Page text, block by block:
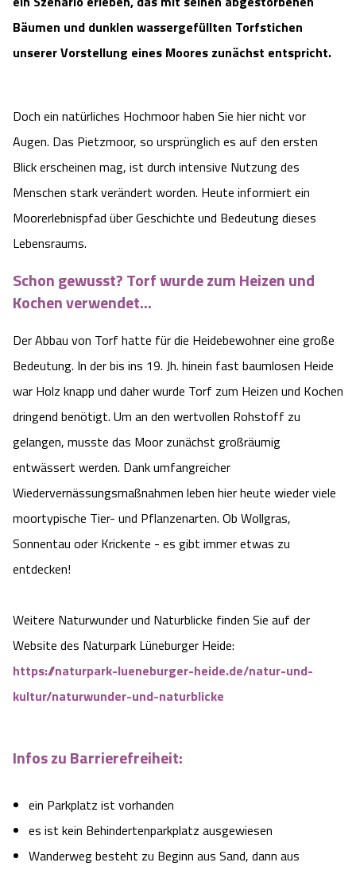
Urlaub auf dem Bauernhof
Urlaub mit Hund
Last Minute
Anreise
Videos
Shop
Kontakt
Reiten
Regionale Küche
HeideSpezialitäten
Naturhotels
Urlaub mit Hund
Urlaub auf dem Bauernhof
Veranstaltungen
Wildpark Lüneburger Heide
Otter Zentrum
Wildpark Müden
Das verrückte Haus
Abenteuerland Trampolin-Park
Battle Kart Bispingen
Unterkünfte
Ausflugsziele
Veranstaltungen
Shopping Celle
Unterkünfte Celle
Veranstaltungen & Führungen Celle
Bäumen und dunklen wassergefüllten Torfstichen
unserer Vorstellung eines Moores zunächst entspricht.
Doch ein natürliches Hochmoor haben Sie hier nicht vor
Augen. Das Pietzmoor, so ursprünglich es auf den ersten
Blick erscheinen mag, ist durch intensive Nutzung des
Menschen stark verändert worden. Heute informiert ein
Moorerlebnispfad über Geschichte und Bedeutung dieses
Lebensraums.
Schon gewusst? Torf wurde zum Heizen und
Kochen verwendet...
Der Abbau von Torf hatte für die Heidebewohner eine große
Bedeutung. In der bis ins 19. Jh. hinein fast baumlosen Heide
war Holz knapp und daher wurde Torf zum Heizen und Kochen
dringend benötigt. Um an den wertvollen Rohstoff zu
gelangen, musste das Moor zunächst großräumig
entwässert werden. Dank umfangreicher
Wiedervernässungsmaßnahmen leben hier heute wieder viele
moortypische Tier- und Pflanzenarten. Ob Wollgras,
Sonnentau oder Krickente - es gibt immer etwas zu
entdecken!
Weitere Naturwunder und Naturblicke finden Sie auf der
Website des Naturpark Lüneburger Heide:
https://naturpark-lueneburger-heide.de/natur-und-
kultur/naturwunder-und-naturblicke
Infos zu Barrierefreiheit:
ein Parkplatz ist vorhanden
es ist kein Behindertenparkplatz ausgewiesen
Wanderweg besteht zu Beginn aus Sand, dann aus